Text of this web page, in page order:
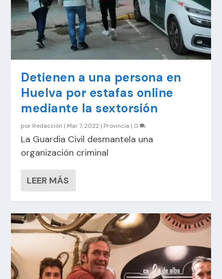
Detienen a una persona en
Huelva por estafas online
mediante la sextorsión
por Redacción | Mar 7, 2022 | Provincia | 0
La Guardia Civil desmantela una
organización criminal
LEER MÁS